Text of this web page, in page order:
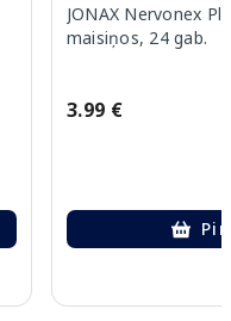
JONAX Nervonex
maisiņos, 24 gab.
3.99 €